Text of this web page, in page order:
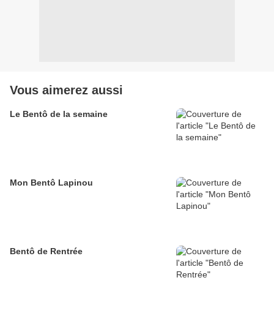
Vous aimerez aussi
Le Bentô de la semaine
Mon Bentô Lapinou
Bentô de Rentrée